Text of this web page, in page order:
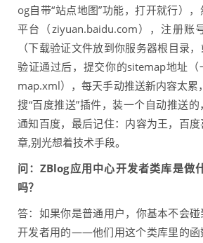
og自带“站点地图”功能，打开就行）
平台（ziyuan.baidu.com），注册账
（下载验证文件放到你服务器根目录，
验证通过后，提交你的sitemap地址
map.xml），每天手动推送新内容太累
搜“百度推送”插件，装一个自动推送
通知百度，最后记住：内容为王，百
章,别光想着技术手段。
问：ZBlog应用中心开发者类库是做
吗？
答：如果你是普通用户，你基本不会
开发者用的——他们用这个类库里的函